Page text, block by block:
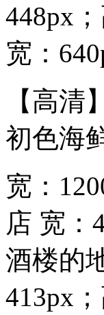
448px
宽：
【高
初色海
宽：
店 宽：
酒楼的
413px